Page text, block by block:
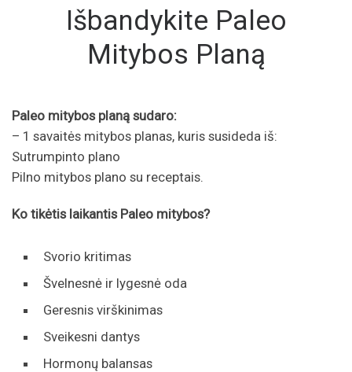
Išbandykite Paleo
Mitybos Planą
Paleo mitybos planą sudaro:
– 1 savaitės mitybos planas, kuris susideda iš:
Sutrumpinto plano
Pilno mitybos plano su receptais.
Ko tikėtis laikantis Paleo mitybos?
Svorio kritimas
Švelnesnė ir lygesnė oda
Geresnis virškinimas
Sveikesni dantys
Hormonų balansas